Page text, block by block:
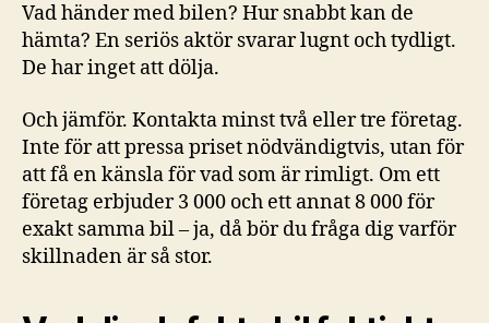
Vad händer med bilen? Hur snabbt kan de
hämta? En seriös aktör svarar lugnt och tydligt.
De har inget att dölja.
Och jämför. Kontakta minst två eller tre företag.
Inte för att pressa priset nödvändigtvis, utan för
att få en känsla för vad som är rimligt. Om ett
företag erbjuder 3 000 och ett annat 8 000 för
exakt samma bil – ja, då bör du fråga dig varför
skillnaden är så stor.